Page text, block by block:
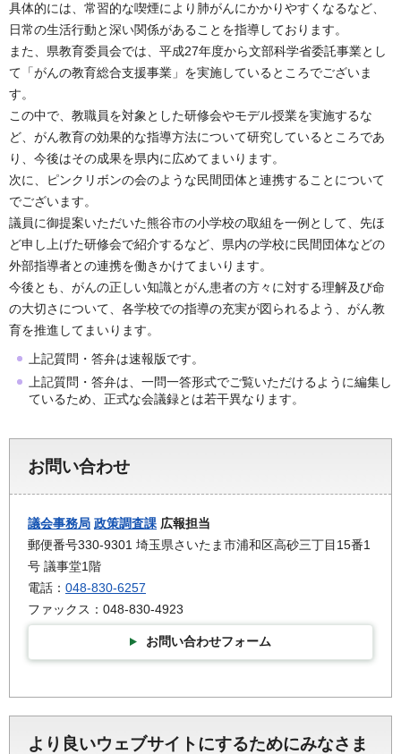
具体的には、常習的な喫煙により肺がんにかかりやすくなるなど、
日常の生活行動と深い関係があることを指導しております。
また、県教育委員会では、平成27年度から文部科学省委託事業とし
て「がんの教育総合支援事業」を実施しているところでございま
す。
この中で、教職員を対象とした研修会やモデル授業を実施するな
ど、がん教育の効果的な指導方法について研究しているところであ
り、今後はその成果を県内に広めてまいります。
次に、ピンクリボンの会のような民間団体と連携することについて
でございます。
議員に御提案いただいた熊谷市の小学校の取組を一例として、先ほ
ど申し上げた研修会で紹介するなど、県内の学校に民間団体などの
外部指導者との連携を働きかけてまいります。
今後とも、がんの正しい知識とがん患者の方々に対する理解及び命
の大切さについて、各学校での指導の充実が図られるよう、がん教
育を推進してまいります。
上記質問・答弁は速報版です。
上記質問・答弁は、一問一答形式でご覧いただけるように編集し
ているため、正式な会議録とは若干異なります。
お問い合わせ
議会事務局 政策調査課 広報担当
郵便番号330-9301 埼玉県さいたま市浦和区高砂三丁目15番1
号 議事堂1階
電話： 048-830-6257
ファックス：048-830-4923
お問い合わせフォーム
より良いウェブサイトにするためにみなさま